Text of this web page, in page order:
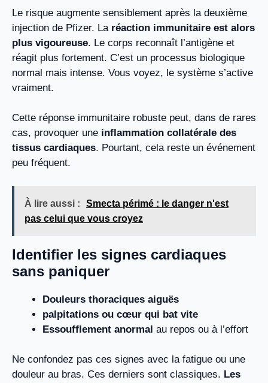
Le risque augmente sensiblement après la deuxième
injection de Pfizer. La réaction immunitaire est alors
plus vigoureuse. Le corps reconnaît l’antigène et
réagit plus fortement. C’est un processus biologique
normal mais intense. Vous voyez, le système s’active
vraiment.
Cette réponse immunitaire robuste peut, dans de rares
cas, provoquer une inflammation collatérale des
tissus cardiaques. Pourtant, cela reste un événement
peu fréquent.
À lire aussi :
Smecta périmé : le danger n'est
pas celui que vous croyez
Identifier les signes cardiaques
sans paniquer
Douleurs thoraciques aiguës
palpitations ou cœur qui bat vite
Essoufflement anormal au repos ou à l’effort
Ne confondez pas ces signes avec la fatigue ou une
douleur au bras. Ces derniers sont classiques. Les